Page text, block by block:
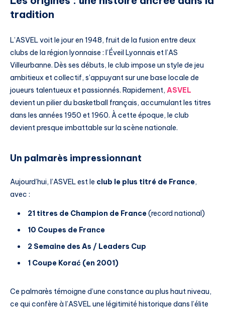
tradition
L’ASVEL voit le jour en 1948, fruit de la fusion entre deux
clubs de la région lyonnaise : l’Éveil Lyonnais et l’AS
Villeurbanne. Dès ses débuts, le club impose un style de jeu
ambitieux et collectif, s’appuyant sur une base locale de
joueurs talentueux et passionnés. Rapidement, ASVEL
devient un pilier du basketball français, accumulant les titres
dans les années 1950 et 1960. À cette époque, le club
devient presque imbattable sur la scène nationale.
Un palmarès impressionnant
Aujourd’hui, l’ASVEL est le club le plus titré de France,
avec :
21 titres de Champion de France(record national)
10 Coupes de France
2 Semaine des As / Leaders Cup
1 Coupe Korać (en 2001)
Ce palmarès témoigne d’une constance au plus haut niveau,
ce qui confère à l’ASVEL une légitimité historique dans l’élite